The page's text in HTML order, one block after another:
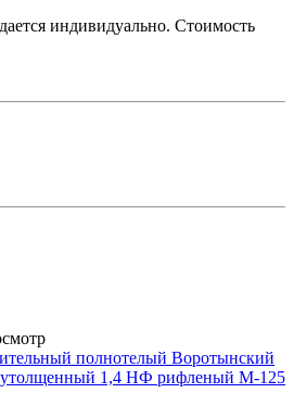
индивидуально. Стоимость
полнотелый Воротынский
1,4 НФ рифленый М-125